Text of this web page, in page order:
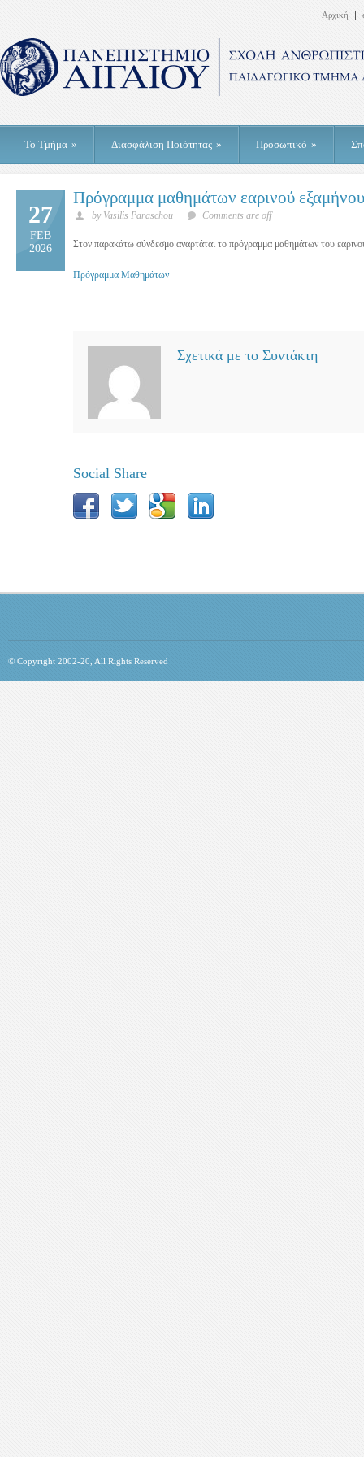
Αρχική
Το Τμήμα » Διασφάλιση Ποιότητας » Προσωπικό »
27
FEB
2026
Πρόγραμμα μαθημάτων εαρινού
by Vasilis Paraschou Comments are off
Στον παρακάτω σύνδεσμο αναρτάται το πρόγραμμα μαθημάτων του
Πρόγραμμα Μαθημάτων
Σχετικά με το Συντάκτη
Social Share
© Copyright 2002-20, All Rights Reserved